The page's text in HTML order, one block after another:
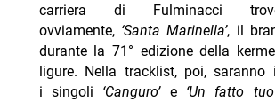
carriera di Fulminacci
ovviamente, ‘Santa Marinella’, il
durante la 71° edizione della
ligure. Nella tracklist, poi, saranno
i singoli ‘Canguro’ e ‘Un fatto